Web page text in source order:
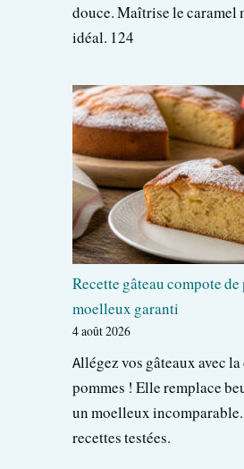
douce. Maîtrise le caramel
idéal. 124
Recette gâteau compote de
moelleux garanti
4 août 2026
Allégez vos gâteaux avec
pommes ! Elle remplace
un moelleux
recettes testées.